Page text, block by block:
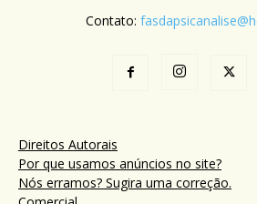
Contato:
Direitos Autorais
Por que usamos anúncios no site?
Nós erramos? Sugira uma correção.